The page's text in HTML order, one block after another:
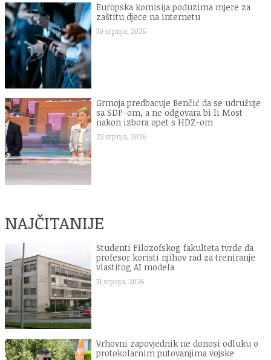
Europska komisija poduzima mjere za
zaštitu djece na internetu
30 srpnja, 2026
Grmoja predbacuje Benčić da se udružuje
sa SDP-om, a ne odgovara bi li Most
nakon izbora opet s HDZ-om
22 srpnja, 2026
NAJČITANIJE
Studenti Filozofskog fakulteta tvrde da
profesor koristi njihov rad za treniranje
vlastitog AI modela
31 srpnja, 2026
Vrhovni zapovjednik ne donosi odluku o
protokolarnim putovanjima vojske